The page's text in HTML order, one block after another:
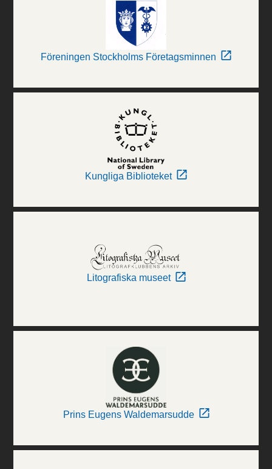
Föreningen Stockholms Företagsminnen
Kungliga Biblioteket
Litografiska museet
Prins Eugens Waldemarsudde